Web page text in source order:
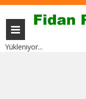
Yükleniyor...